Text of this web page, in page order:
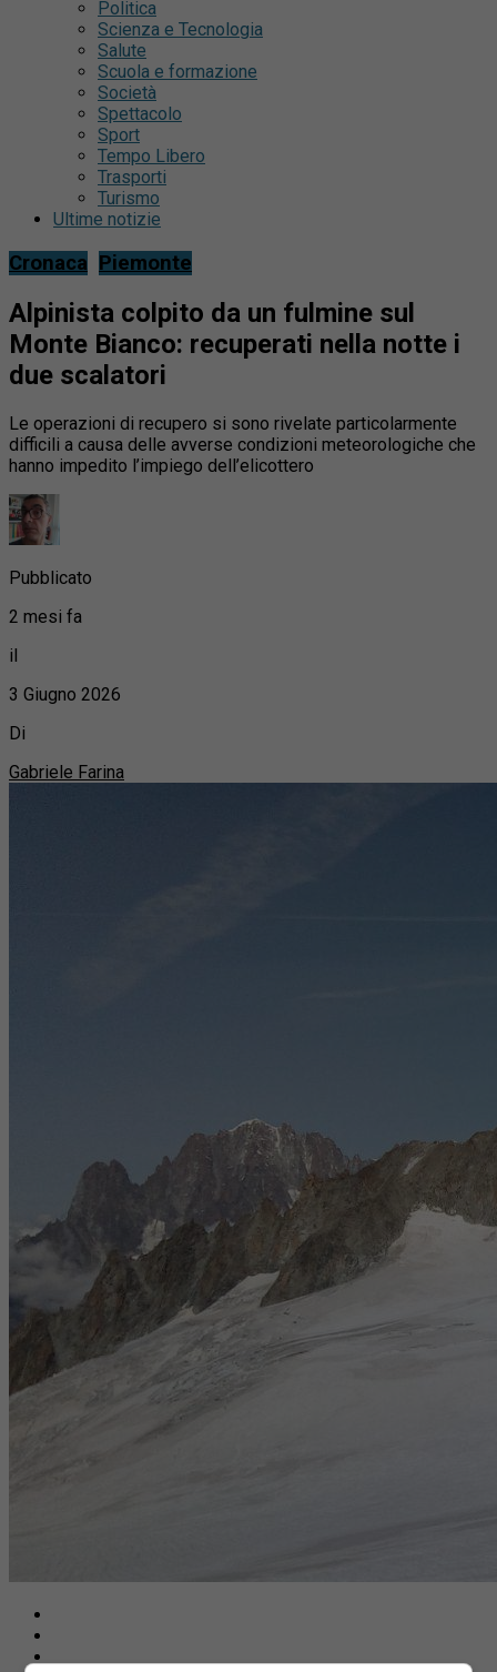
Politica
Scienza e Tecnologia
Salute
Scuola e formazione
Società
Spettacolo
Sport
Tempo Libero
Trasporti
Turismo
Ultime notizie
Cronaca Piemonte
Alpinista colpito da un fulmine sul
Monte Bianco: recuperati nella notte i
due scalatori
Le operazioni di recupero si sono rivelate particolarmente
difficili a causa delle avverse condizioni meteorologiche che
hanno impedito l’impiego dell’elicottero
Pubblicato
2 mesi fa
il
3 Giugno 2026
Di
Gabriele Farina